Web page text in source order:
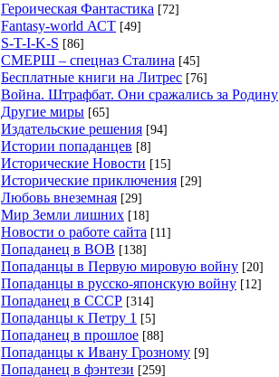
Героическая Фантастика [72]
Fantasy-world АСТ [49]
S-T-I-K-S [86]
СМЕРШ – спецназ Сталина [45]
Бесплатные книги на Литрес [76]
Война. Штрафбат. Они сражались за Родину
Другие миры [65]
Издательские решения [94]
Истории попаданцев [8]
Исторические Новости [15]
Исторические приключения [29]
Любовь внеземная [29]
Мир Земли лишних [18]
Новости о работе сайта [11]
Попаданец в ВОВ [138]
Попаданцы в Первую мировую войну [20]
Попаданцы в русско-японскую войну [12]
Попаданец в СССР [314]
Попаданцы к Петру 1 [5]
Попаданец в прошлое [88]
Попаданцы к Ивану Грозному [9]
Попаданец в фэнтези [259]